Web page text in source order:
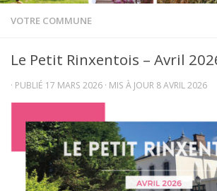
VOTRE COMMUNE
Le Petit Rinxentois – Avril
· PUBLIÉ 17 MARS 2026 · MIS À JOUR 8 AVRIL 2026